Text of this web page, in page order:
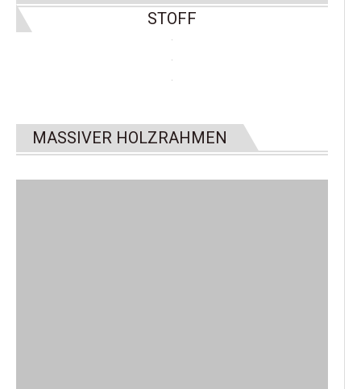
STOFF
MASSIVER HOLZRAHMEN